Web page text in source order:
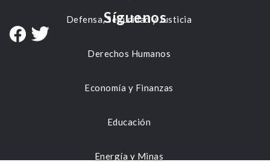
Defensa, Seguridad y Justicia
Derechos Humanos
Economía y Finanzas
Educación
Energía y Minas
Síguenos